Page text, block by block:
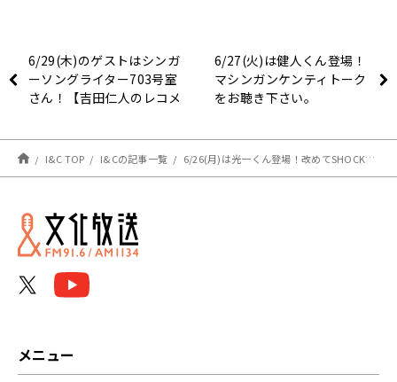
6/29(木)のゲストはシンガ
ーソングライター703号室
さん！【吉田仁人のレコメ
6/27(火)は健人くん登場！
マシンガンケンティトーク
をお聴き下さい。
I&C TOP I&Cの記事一覧 6/26(月)は光一くん登場！改めてSHOCK、お疲れ様でした！&次のお仕事の話も！
メニュー